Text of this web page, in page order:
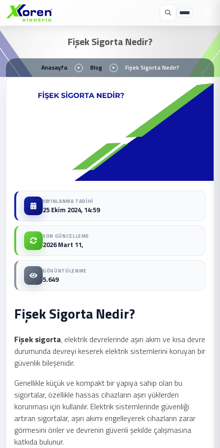
Fişek Sigorta Nedir?
Anasayfa Blog Fişek Sigorta Nedir?
YAYINLANMA TARIHI
25 Ekim 2024, 14:59
SON GÜNCELLEME
2026 Mart 11,
GÖRÜNTÜLENME
5.649
Fişek Sigorta Nedir?
Fişek sigorta, elektrik devrelerinde aşırı akım ve kısa devre
durumunda devreyi keserek elektrik sistemlerini koruyan bir
güvenlik bileşenidir.
Genellikle küçük ve kompakt bir yapıya sahip olan bu
sigortalar, özellikle hassas cihazların aşırı yüklerden
korunması için kullanılır. Elektrik sistemlerinde güvenliği
artıran sigortalar, aşırı akımı engelleyerek cihazların zarar
görmesini önler ve devrenin güvenli şekilde çalışmasına
katkıda bulunur.